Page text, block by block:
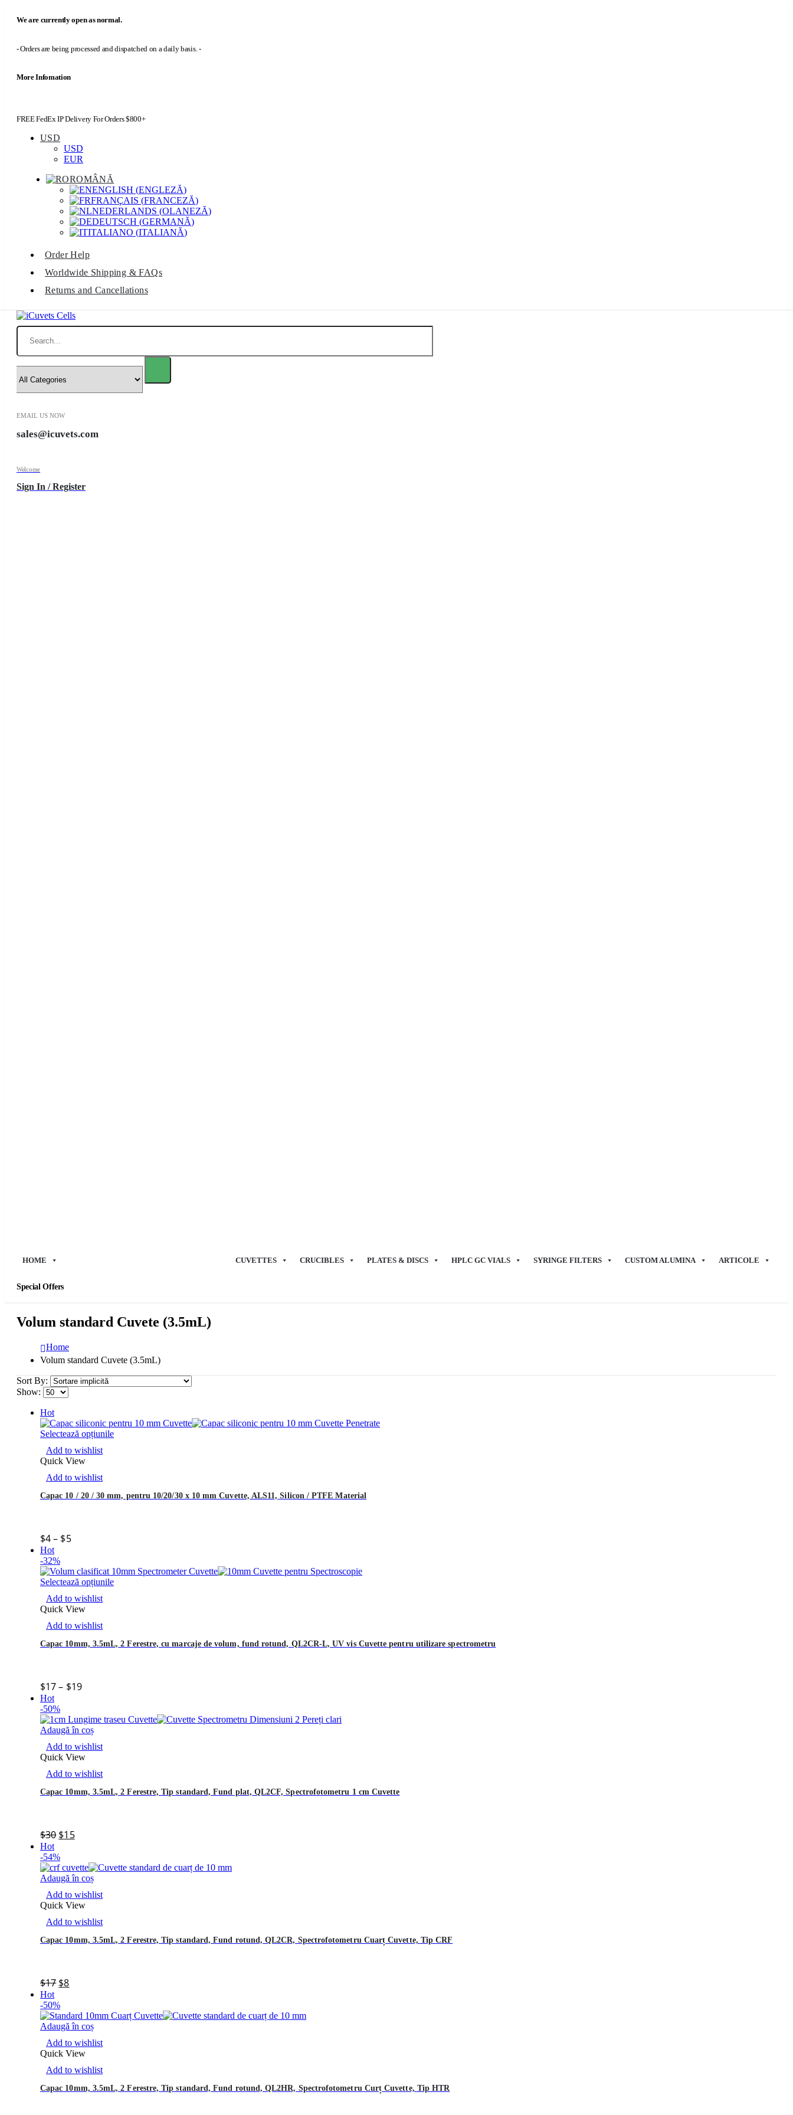
We are currently open as normal.
- Orders are being processed and dispatched on a daily basis. -
More Infomation
FREE FedEx IP Delivery For Orders $800+
USD
USD
EUR
ROMÂNĂ
ENGLISH (ENGLEZĂ)
FRANÇAIS (FRANCEZĂ)
NEDERLANDS (OLANEZĂ)
DEUTSCH (GERMANĂ)
ITALIANO (ITALIANĂ)
Order Help
Worldwide Shipping & FAQs
Returns and Cancellations
Search
EMAIL US NOW
sales@icuvets.com
Welcome
Sign In / Register
HOME CUVETTES CRUCIBLES PLATES & DISCS HPLC GC VIALS SYRINGE FILTERS CUSTOM ALUMINA ARTICOLE
Special Offers
Volum standard Cuvete (3.5mL)
Home
Volum standard Cuvete (3.5mL)
Sort By:
Show:
Hot
Selectează opțiunile
Add to wishlist
Quick View
Add to wishlist
Capac 10 / 20 / 30 mm, pentru 10/20/30 x 10 mm Cuvette, ALS11, Silicon / PTFE Material
$4– $5
Hot
-32%
Selectează opțiunile
Add to wishlist
Quick View
Add to wishlist
Capac 10mm, 3.5mL, 2 Ferestre, cu marcaje de volum, fund rotund, QL2CR-L, UV vis Cuvette pentru utilizare spectrometru
$17– $19
Hot
-50%
Adaugă în coș
Add to wishlist
Quick View
Add to wishlist
Capac 10mm, 3.5mL, 2 Ferestre, Tip standard, Fund plat, QL2CF, Spectrofotometru 1 cm Cuvette
$30 $15
Hot
-54%
Adaugă în coș
Add to wishlist
Quick View
Add to wishlist
Capac 10mm, 3.5mL, 2 Ferestre, Tip standard, Fund rotund, QL2CR, Spectrofotometru Cuarț Cuvette, Tip CRF
$17 $8
Hot
-50%
Adaugă în coș
Add to wishlist
Quick View
Add to wishlist
Capac 10mm, 3.5mL, 2 Ferestre, Tip standard, Fund rotund, QL2HR, Spectrofotometru Curț Cuvette, Tip HTR